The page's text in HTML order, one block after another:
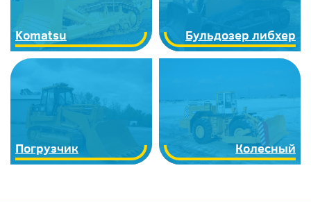
Komatsu Бульдозер либхер
Погрузчик Колесный